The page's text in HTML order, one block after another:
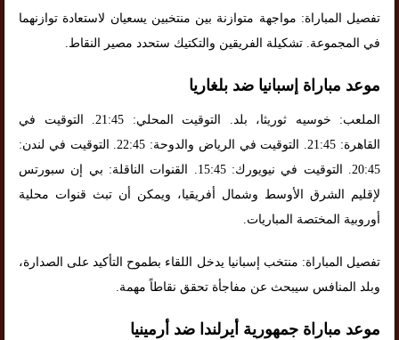
تفصيل المباراة: مواجهة متوازنة بين منتخبين يسعيان لاستعادة توازنهما
في المجموعة. تشكيلة الفريقين والتكتيك ستحدد مصير النقاط.
موعد مباراة إسبانيا ضد بلغاريا
الملعب: خوسيه ثوريثا، بلد. التوقيت المحلي: 21:45. التوقيت في
القاهرة: 21:45. التوقيت في الرياض والدوحة: 22:45. التوقيت في لندن:
20:45. التوقيت في نيويورك: 15:45. القنوات الناقلة: بي إن سبورتس
لإقليم الشرق الأوسط وشمال أفريقيا، ويمكن أن تبث قنوات محلية
أوروبية المختصة المباريات.
تفصيل المباراة: منتخب إسبانيا يدخل اللقاء بطموح التأكيد على الصدارة،
وبلد المنافس سيبحث عن مفاجأة تحقق نقاطاً مهمة.
موعد مباراة جمهورية أيرلندا ضد أرمينيا